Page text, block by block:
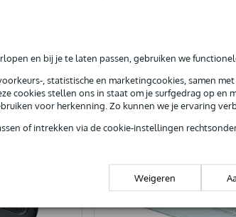
en bij je te laten passen, gebruiken we
, statistische en marketingcookies, samen
cookies stellen ons in staat om je surfgedrag op en
voor herkenning. Zo kunnen we je ervaring
of intrekken via de cookie-instellingen
Weigeren